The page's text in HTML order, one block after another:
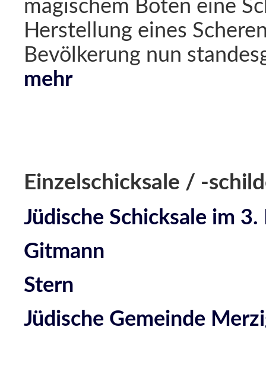
magischem Boten eine
Herstellung eines
Bevölkerung nun
mehr
Einzelschicksale / -
Jüdische Schicksale im 3.
Gitmann
Stern
Jüdische Gemeinde